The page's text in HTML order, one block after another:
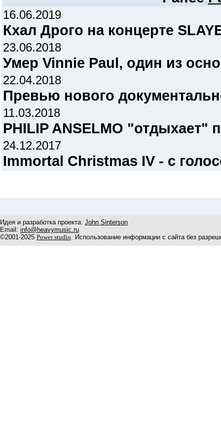
16.06.2019
Кхал Дрого на концерте
23.06.2018
Умер Vinnie Paul, один из
22.04.2018
Превью нового
11.03.2018
PHILIP ANSELMO "отдыхает"
24.12.2017
Immortal Christmas IV - с
Идея и разработка проекта: John Sinterson
Email: info@heavymusic.ru
©2001-2025 Power studio. Использование информации с сайта без